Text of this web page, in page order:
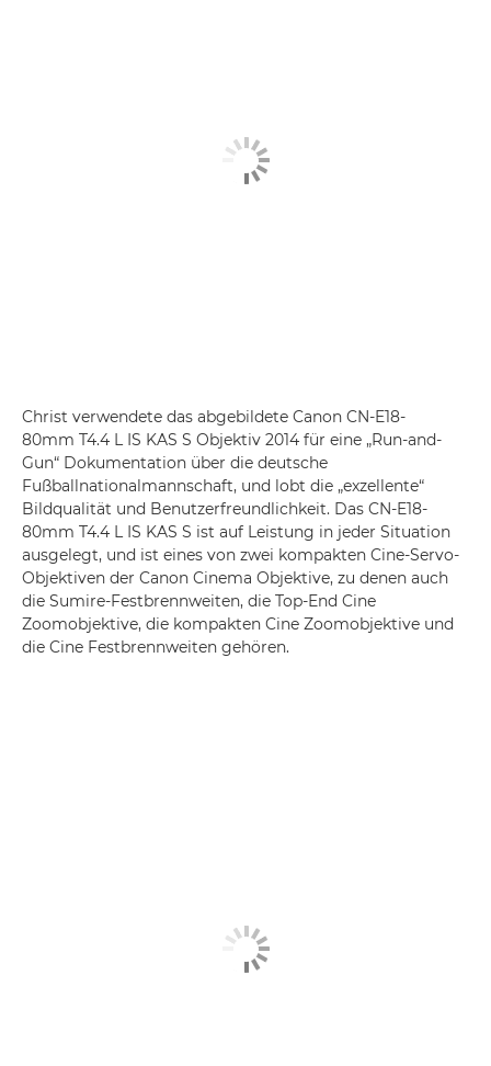
Christ verwendete das abgebildete Canon CN-E18-
80mm T4.4 L IS KAS S Objektiv 2014 für eine „Run-and-
Gun“ Dokumentation über die deutsche
Fußballnationalmannschaft, und lobt die „exzellente“
Bildqualität und Benutzerfreundlichkeit. Das CN-E18-
80mm T4.4 L IS KAS S ist auf Leistung in jeder Situation
ausgelegt, und ist eines von zwei kompakten Cine-Servo-
Objektiven der Canon Cinema Objektive, zu denen auch
die Sumire-Festbrennweiten, die Top-End Cine
Zoomobjektive, die kompakten Cine Zoomobjektive und
die Cine Festbrennweiten gehören.